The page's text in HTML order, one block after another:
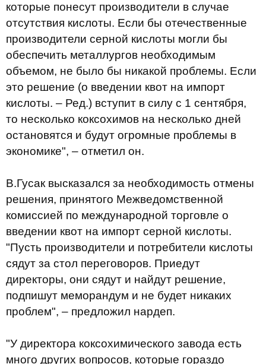
которые понесут производители в случае
отсутствия кислоты. Если бы отечественные
производители серной кислоты могли бы
обеспечить металлургов необходимым
объемом, не было бы никакой проблемы. Если
это решение (о введении квот на импорт
кислоты. – Ред.) вступит в силу с 1 сентября,
то несколько коксохимов на несколько дней
остановятся и будут огромные проблемы в
экономике", – отметил он.
В.Гусак высказался за необходимость отмены
решения, принятого Межведомственной
комиссией по международной торговле о
введении квот на импорт серной кислоты.
"Пусть производители и потребители кислоты
сядут за стол переговоров. Приедут
директоры, они сядут и найдут решение,
подпишут меморандум и не будет никаких
проблем", – предложил нардеп.
"У директора коксохимического завода есть
много других вопросов, которые гораздо